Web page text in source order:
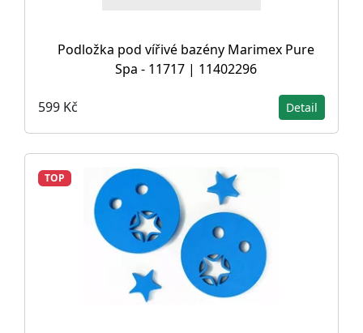
Podložka pod vířivé bazény Marimex Pure
Spa - 11717 | 11402296
599 Kč Detail
TOP